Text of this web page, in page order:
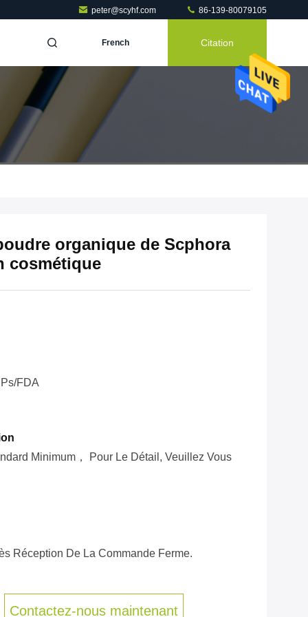
peter@scyhf.com 86-139-80079105
French Citation
organique de Scphora
cosmétique
FDA
Minimum， Pour Le Détail, Veuillez Vous
Réception De La Commande Ferme.
Contactez-nous maintenant